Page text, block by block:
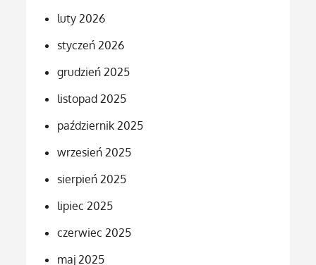
luty 2026
styczeń 2026
grudzień 2025
listopad 2025
październik 2025
wrzesień 2025
sierpień 2025
lipiec 2025
czerwiec 2025
maj 2025